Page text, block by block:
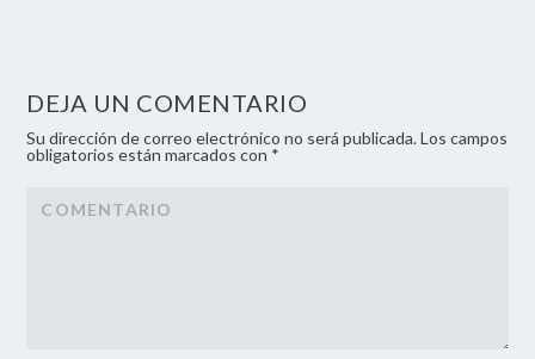
DEJA UN COMENTARIO
Su dirección de correo electrónico no será publicada. Los campos
obligatorios están marcados con *